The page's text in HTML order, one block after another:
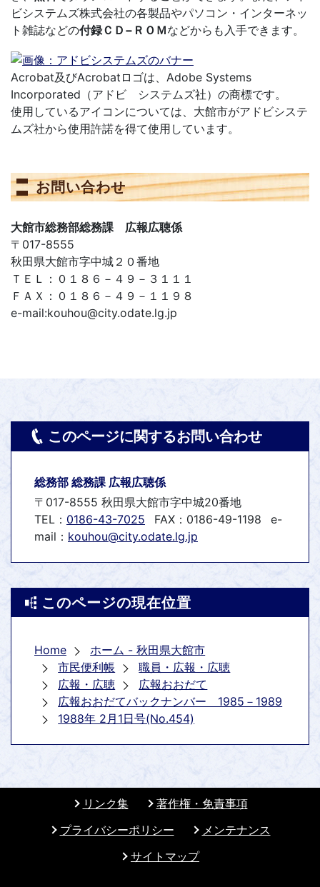
ビシステムズ株式会社の各製品やパソコン・インターネッ
ト雑誌などの付録ＣＤ−ＲＯＭなどからも入手できます。
Acrobat及びAcrobatロゴは、Adobe Systems
Incorporated（アドビ システムズ社）の商標です。
使用しているアイコンについては、大館市がアドビシステ
ムズ社から使用許諾を得て使用しています。
お問い合わせ
大館市総務部総務課 広報広聴係
〒017-8555
秋田県大館市字中城２０番地
ＴＥＬ：０１８６－４９－３１１１
ＦＡＸ：０１８６－４９－１１９８
e-mail:kouhou@city.odate.lg.jp
このページに関するお問い合わせ
総務部 総務課 広報広聴係
〒017-8555 秋田県大館市字中城20番地
TEL： 0186-43-7025 FAX：0186-49-1198
e-
mail： kouhou@city.odate.lg.jp
このページの現在位置
Home
ホーム - 秋田県大館市
市民便利帳
職員・広報・広聴
広報・広聴
広報おおだて
広報おおだてバックナンバー 1985－1989
1988年 2月1日号(No.454)
リンク集
著作権・免責事項
プライバシーポリシー
メンテナンス
サイトマップ